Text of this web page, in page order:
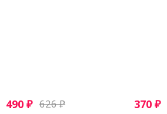
490 ₽ 626₽ 370₽